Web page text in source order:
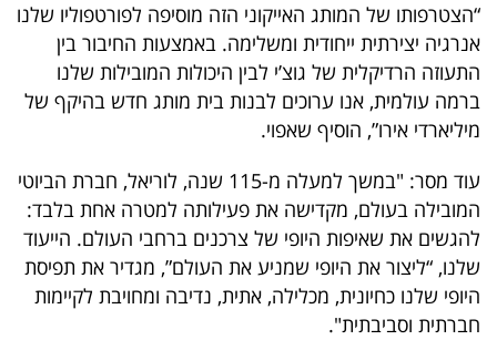
מייל
אדום
באייס
עקבו
אחרינו:
“הצטרפותו של המותג האייקוני הזה מוסיפה לפורטפוליו שלנו
אנרגיה יצירתית ייחודית ומשלימה. באמצעות החיבור בין
התעוזה הרדיקלית של גוצ’י לבין היכולות המובילות שלנו
ברמה עולמית, אנו ערוכים לבנות בית מותג חדש בהיקף של
מיליארדי אירו”, הוסיף שאפוי.
עוד מסר: "במשך למעלה מ-115 שנה, לוריאל, חברת הביוטי
המובילה בעולם, מקדישה את פעילותה למטרה אחת בלבד:
להגשים את שאיפות היופי של צרכנים ברחבי העולם. הייעוד
שלנו, “ליצור את היופי שמניע את העולם”, מגדיר את תפיסת
היופי שלנו כחיונית, מכלילה, אתית, נדיבה ומחויבת לקיימות
חברתית וסביבתית".